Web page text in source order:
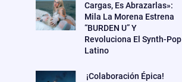
Cargas, Es Abrazarlas»:
Mila La Morena Estrena
“BURDEN U” Y
Revoluciona El Synth-Pop
Latino
¡Colaboración Épica!